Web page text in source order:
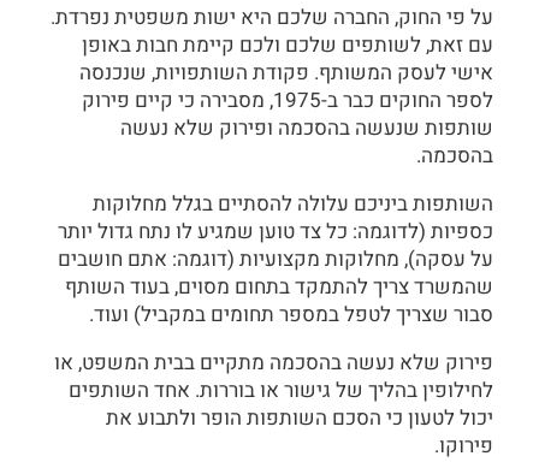
על פי החוק, החברה שלכם היא ישות משפטית נפרדת.
עם זאת, לשותפים שלכם ולכם קיימת חבות באופן
אישי לעסק המשותף. פקודת השותפויות, שנכנסה
לספר החוקים כבר ב-1975, מסבירה כי קיים פירוק
שותפות שנעשה בהסכמה ופירוק שלא נעשה
בהסכמה.
השותפות ביניכם עלולה להסתיים בגלל מחלוקות
כספיות (לדוגמה: כל צד טוען שמגיע לו נתח גדול יותר
על עסקה), מחלוקות מקצועיות (דוגמה: אתם חושבים
שהמשרד צריך להתמקד בתחום מסוים, בעוד השותף
סבור שצריך לטפל במספר תחומים במקביל) ועוד.
פירוק שלא נעשה בהסכמה מתקיים בבית המשפט, או
לחילופין בהליך של גישור או בוררות. אחד השותפים
יכול לטעון כי הסכם השותפות הופר ולתבוע את
פירוקו.